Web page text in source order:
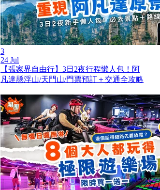
3
24 Jul
【張家界自由行】3日2夜行程懶人包！阿
凡達懸浮山/天門山/門票預訂＋交通全攻略